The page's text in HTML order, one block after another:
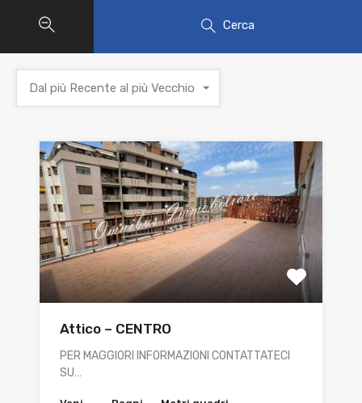
Cerca
Dal più Recente al più Vecchio
Attico – CENTRO
PER MAGGIORI INFORMAZIONI CONTATTATECI
SU…